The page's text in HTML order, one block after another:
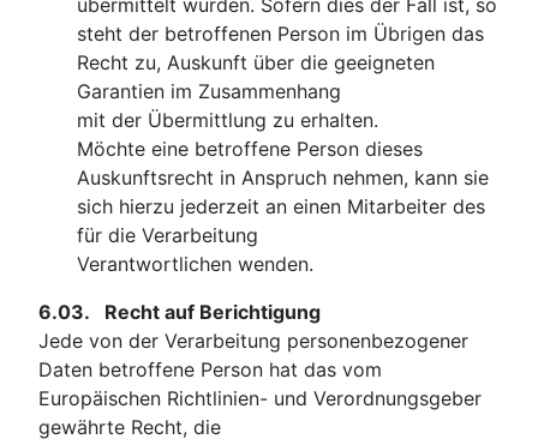
übermittelt wurden. Sofern dies der Fall ist, so
steht der betroffenen Person im Übrigen das
Recht zu, Auskunft über die geeigneten
Garantien im Zusammenhang
mit der Übermittlung zu erhalten.
Möchte eine betroffene Person dieses
Auskunftsrecht in Anspruch nehmen, kann sie
sich hierzu jederzeit an einen Mitarbeiter des
für die Verarbeitung
Verantwortlichen wenden.
6.03. Recht auf Berichtigung
Jede von der Verarbeitung personenbezogener
Daten betroffene Person hat das vom
Europäischen Richtlinien- und Verordnungsgeber
gewährte Recht, die